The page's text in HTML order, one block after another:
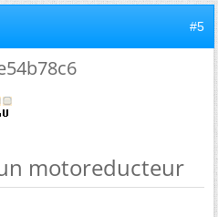
#5
motoreducteur